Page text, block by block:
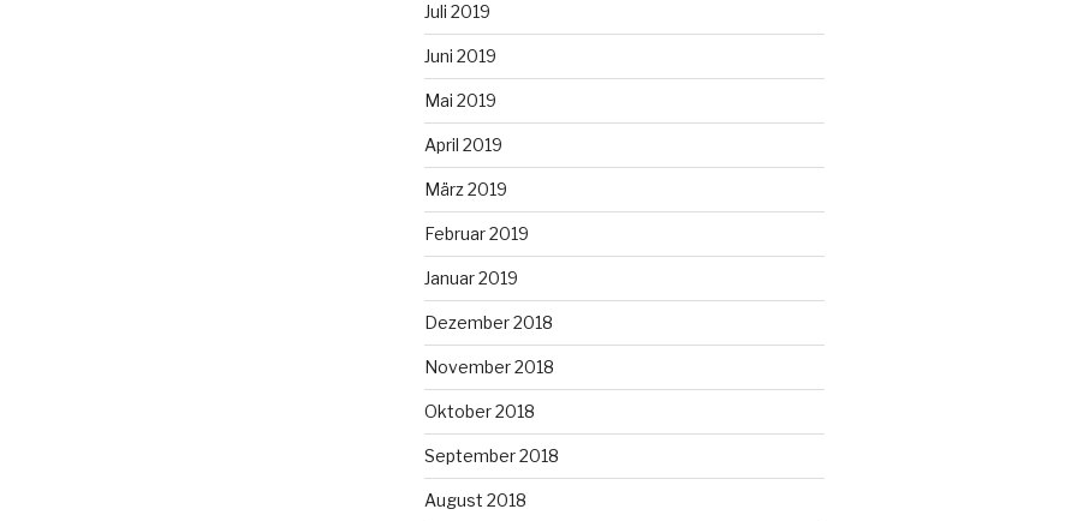
Juli 2019
Juni 2019
Mai 2019
April 2019
März 2019
Februar 2019
Januar 2019
Dezember 2018
November 2018
Oktober 2018
September 2018
August 2018